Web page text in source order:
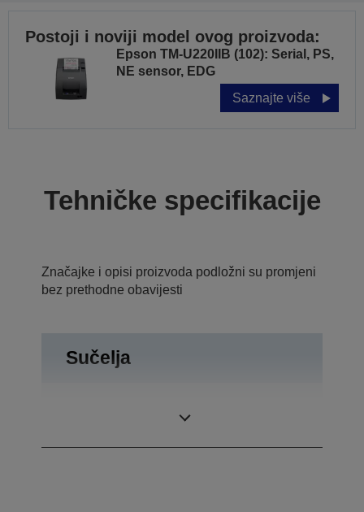
Postoji i noviji model ovog proizvoda:
Epson TM-U220IIB (102): Serial, PS,
NE sensor, EDG
Saznajte više
Tehničke specifikacije
Značajke i opisi proizvoda podložni su promjeni
bez prethodne obavijesti
Sučelja